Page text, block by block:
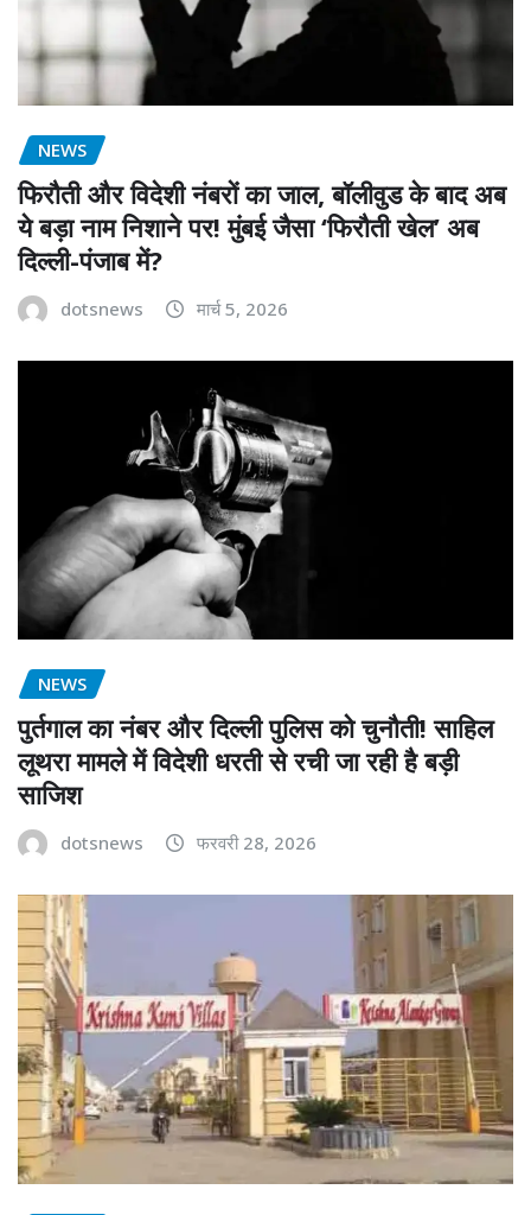
NEWS
फिरौती और विदेशी नंबरों का जाल, बॉलीवुड के बाद अब
ये बड़ा नाम निशाने पर! मुंबई जैसा ‘फिरौती खेल’ अब
दिल्ली-पंजाब में?
dotsnews मार्च 5, 2026
NEWS
पुर्तगाल का नंबर और दिल्ली पुलिस को चुनौती! साहिल
लूथरा मामले में विदेशी धरती से रची जा रही है बड़ी
साजिश
dotsnews फरवरी 28, 2026